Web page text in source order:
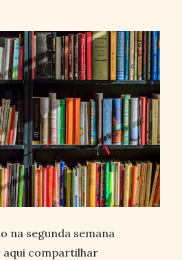
na segunda semana
aqui compartilhar